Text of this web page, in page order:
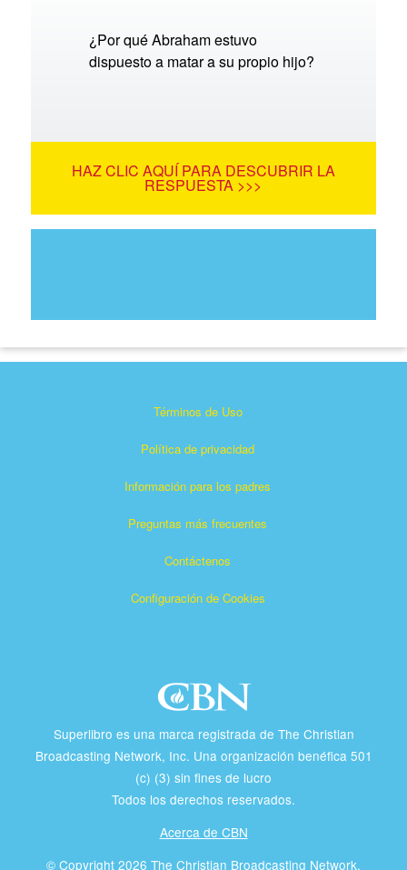
¿Por qué Abraham estuvo
dispuesto a matar a su propio hijo?
HAZ CLIC AQUÍ PARA DESCUBRIR LA
RESPUESTA >>>
Términos de Uso
Política de privacidad
Información para los padres
Preguntas más frecuentes
Contáctenos
Configuración de Cookies
Superlibro es una marca registrada de The Christian
Broadcasting Network, Inc. Una organización benéfica 501
(c) (3) sin fines de lucro
Todos los derechos reservados.
Acerca de CBN
© Copyright 2026 The Christian Broadcasting Network.